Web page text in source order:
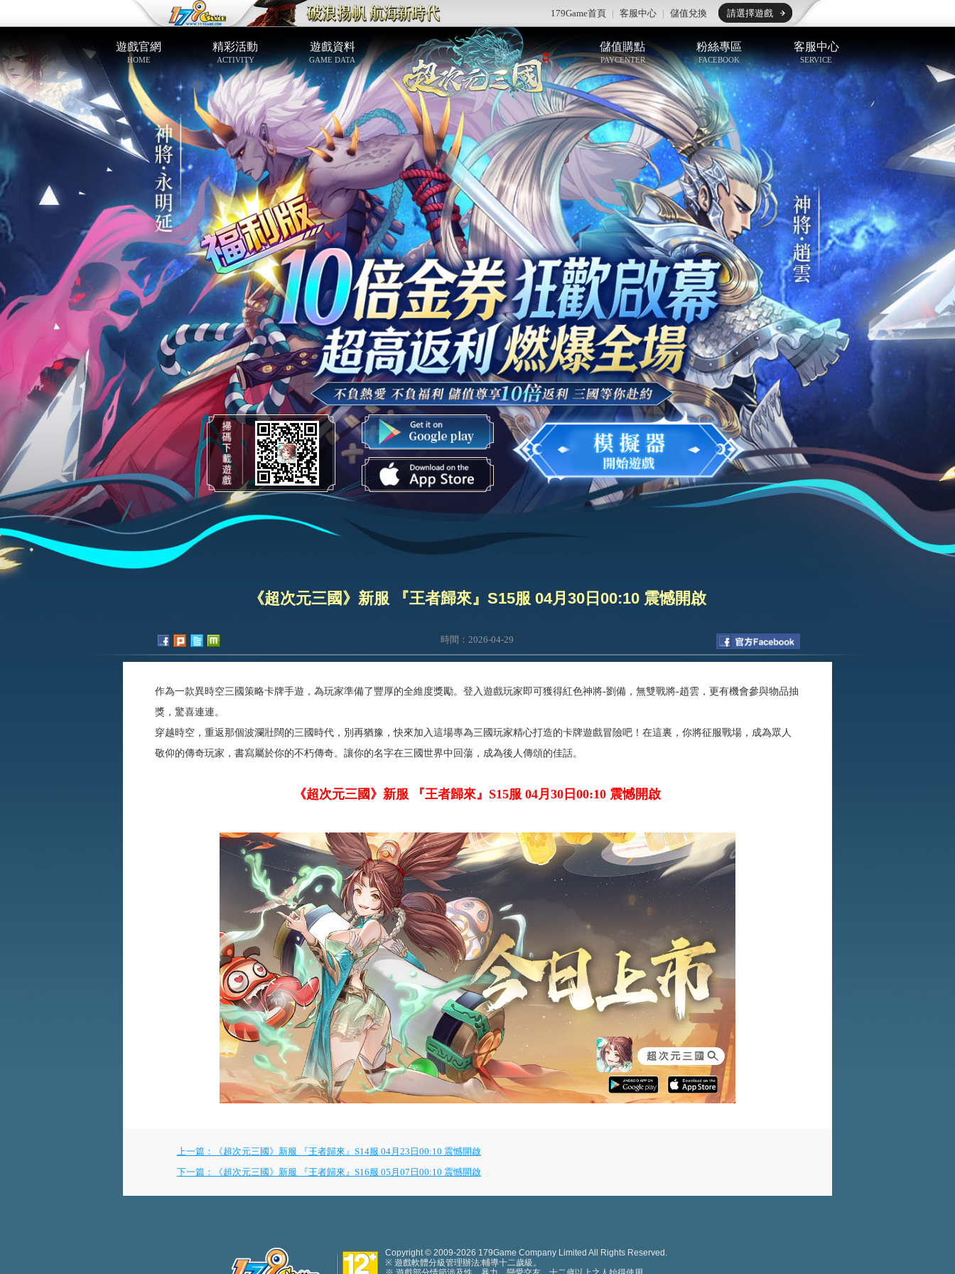
179Game首頁 | 客服中心 | 儲值兌換 請選擇遊戲
遊戲官網
HOME
精彩活動
ACTIVITY
遊戲資料
GAME DATA
儲值購點
PAYCENTER
粉絲專區
FACEBOOK
客服中心
SERVICE
《超次元三國》新服 『王者歸來』S15服 04月30日00:10 震憾開啟
時間：2026-04-29
作為一款異時空三國策略卡牌手遊，為玩家準備了豐厚的全維度獎勵。登入遊戲玩家即可獲得紅色神將-劉備，無雙戰將-趙雲，更有機會參與物品抽
獎，驚喜連連。
穿越時空，重返那個波瀾壯闊的三國時代，別再猶豫，快來加入這場專為三國玩家精心打造的卡牌遊戲冒險吧！在這裏，你將征服戰場，成為眾人
敬仰的傳奇玩家，書寫屬於你的不朽傳奇。讓你的名字在三國世界中回蕩，成為後人傳頌的佳話。
《超次元三國》新服 『王者歸來』 S15服 04月30日00:10 震憾開啟
上一篇：《超次元三國》新服 『王者歸來』S14服 04月23日00:10 震憾開啟
下一篇：《超次元三國》新服 『王者歸來』S16服 05月07日00:10 震憾開啟
Copyright © 2009-2026 179Game Company Limited All Rights Reserved.
※ 遊戲軟體分級管理辦法:輔導十二歲級。